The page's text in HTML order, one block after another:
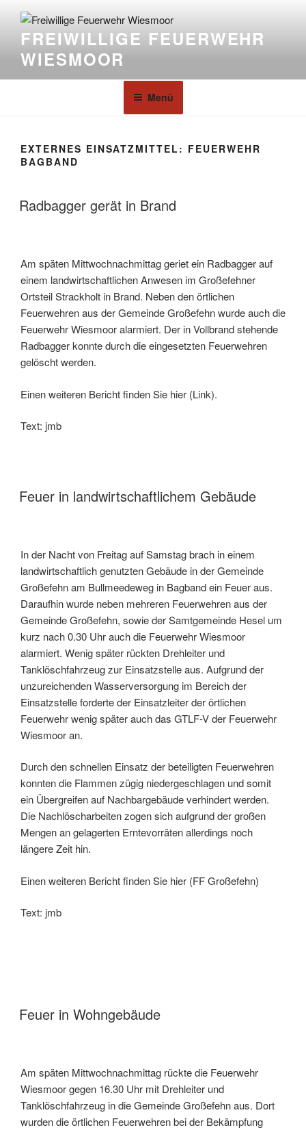
FREIWILLIGE FEUERWEHR
WIESMOOR
Menü
EXTERNES EINSATZMITTEL: FEUERWEHR
BAGBAND
Radbagger gerät in Brand
Am späten Mittwochnachmittag geriet ein Radbagger auf
einem landwirtschaftlichen Anwesen im Großefehner
Ortsteil Strackholt in Brand. Neben den örtlichen
Feuerwehren aus der Gemeinde Großefehn wurde auch die
Feuerwehr Wiesmoor alarmiert. Der in Vollbrand stehende
Radbagger konnte durch die eingesetzten Feuerwehren
gelöscht werden.
Einen weiteren Bericht finden Sie hier (Link).
Text: jmb
Feuer in landwirtschaftlichem Gebäude
In der Nacht von Freitag auf Samstag brach in einem
landwirtschaftlich genutzten Gebäude in der Gemeinde
Großefehn am Bullmeedeweg in Bagband ein Feuer aus.
Daraufhin wurde neben mehreren Feuerwehren aus der
Gemeinde Großefehn, sowie der Samtgemeinde Hesel um
kurz nach 0.30 Uhr auch die Feuerwehr Wiesmoor
alarmiert. Wenig später rückten Drehleiter und
Tanklöschfahrzeug zur Einsatzstelle aus. Aufgrund der
unzureichenden Wasserversorgung im Bereich der
Einsatzstelle forderte der Einsatzleiter der örtlichen
Feuerwehr wenig später auch das GTLF-V der Feuerwehr
Wiesmoor an.
Durch den schnellen Einsatz der beteiligten Feuerwehren
konnten die Flammen zügig niedergeschlagen und somit
ein Übergreifen auf Nachbargebäude verhindert werden.
Die Nachlöscharbeiten zogen sich aufgrund der großen
Mengen an gelagerten Erntevorräten allerdings noch
längere Zeit hin.
Einen weiteren Bericht finden Sie hier (FF Großefehn)
Text: jmb
Feuer in Wohngebäude
Am späten Mittwochnachmittag rückte die Feuerwehr
Wiesmoor gegen 16.30 Uhr mit Drehleiter und
Tanklöschfahrzeug in die Gemeinde Großefehn aus. Dort
wurden die örtlichen Feuerwehren bei der Bekämpfung